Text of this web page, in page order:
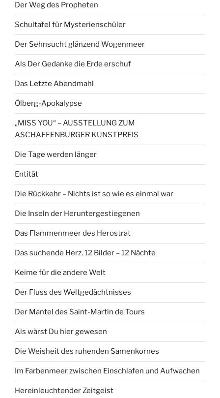
Der Weg des Propheten
Schultafel für Mysterienschüler
Der Sehnsucht glänzend Wogenmeer
Als Der Gedanke die Erde erschuf
Das Letzte Abendmahl
Ölberg-Apokalypse
„MISS YOU“ – AUSSTELLUNG ZUM
ASCHAFFENBURGER KUNSTPREIS
Die Tage werden länger
Entität
Die Rückkehr – Nichts ist so wie es einmal war
Die Inseln der Heruntergestiegenen
Das Flammenmeer des Herostrat
Das suchende Herz. 12 Bilder – 12 Nächte
Keime für die andere Welt
Der Fluss des Weltgedächtnisses
Der Mantel des Saint-Martin de Tours
Als wärst Du hier gewesen
Die Weisheit des ruhenden Samenkornes
Im Farbenmeer zwischen Einschlafen und Aufwachen
Hereinleuchtender Zeitgeist